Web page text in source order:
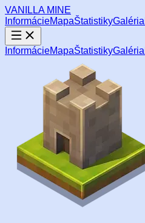
VANILLA MINE
InformácieMapaŠtatistikyGaléria
InformácieMapaŠtatistikyGaléria